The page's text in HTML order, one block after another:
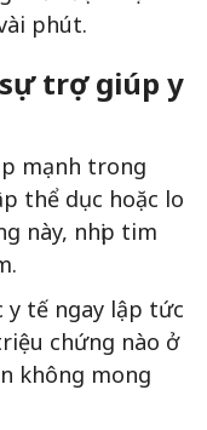
phút.
trợ giúp y
mạnh trong
thể dục hoặc lo
này, nhịp tim
y tế ngay lập tức
chứng nào ở
không mong